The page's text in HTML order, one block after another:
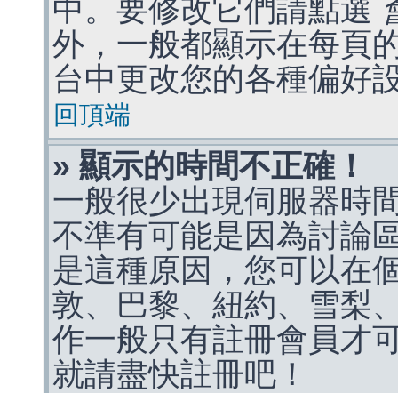
中。要修改它們請點選
外，一般都顯示在每頁
台中更改您的各種偏好
回頂端
» 顯示的時間不正確！
一般很少出現伺服器時
不準有可能是因為討論
是這種原因，您可以在
敦、巴黎、紐約、雪梨
作一般只有註冊會員才
就請盡快註冊吧！